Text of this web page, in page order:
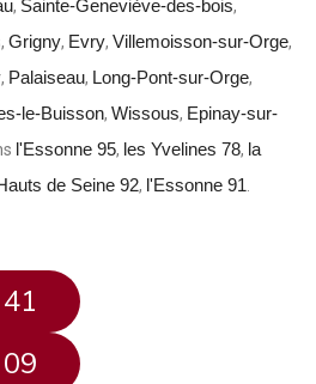
, Sainte-Geneviève-des-bois,
, Grigny, Evry, Villemoisson-sur-Orge,
, Palaiseau, Long-Pont-sur-Orge,
le-Buisson, Wissous, Epinay-sur-
l'Essonne 95, les Yvelines 78, la
de Seine 92, l'Essonne 91